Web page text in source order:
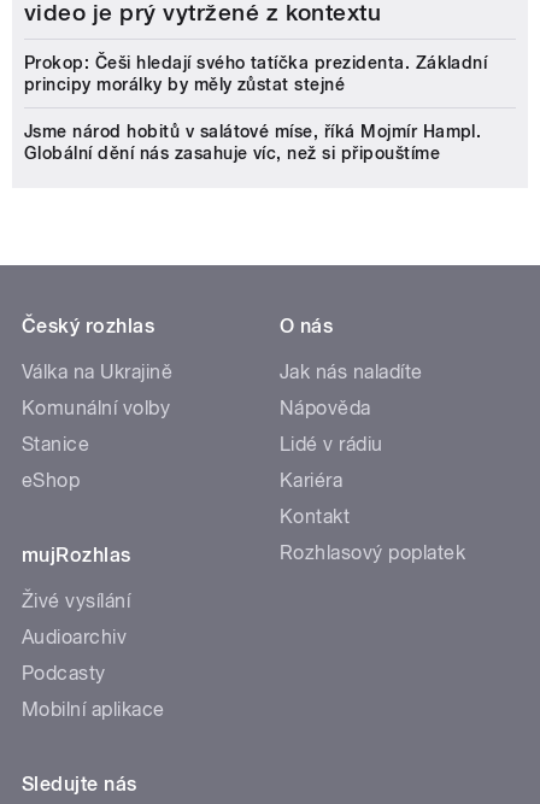
video je prý vytržené z kontextu
Prokop: Češi hledají svého tatíčka prezidenta. Základní
principy morálky by měly zůstat stejné
Jsme národ hobitů v salátové míse, říká Mojmír Hampl.
Globální dění nás zasahuje víc, než si připouštíme
Český rozhlas
Válka na Ukrajině
Komunální volby
Stanice
eShop
mujRozhlas
Živé vysílání
Audioarchiv
Podcasty
Mobilní aplikace
O nás
Jak nás naladíte
Nápověda
Lidé v rádiu
Kariéra
Kontakt
Rozhlasový poplatek
Sledujte nás